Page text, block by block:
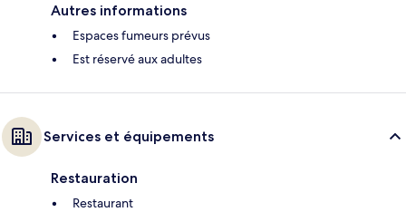
Autres informations
Espaces fumeurs prévus
Est réservé aux adultes
Services et équipements
Restauration
Restaurant